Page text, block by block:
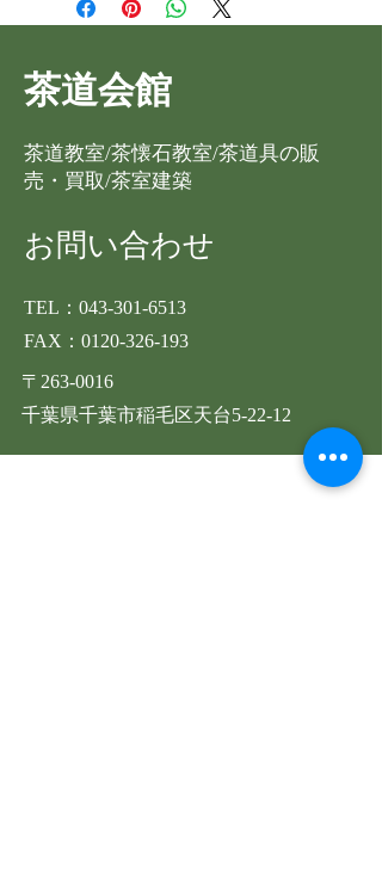
茶道会館
茶道教室/茶懐石教室/茶道具の販
売・買取/茶室建築
お問い合わせ
TEL：043-301-6513
​FAX：0120-326-193
〒263-0016
千葉県千葉市稲毛区天台5-22-12